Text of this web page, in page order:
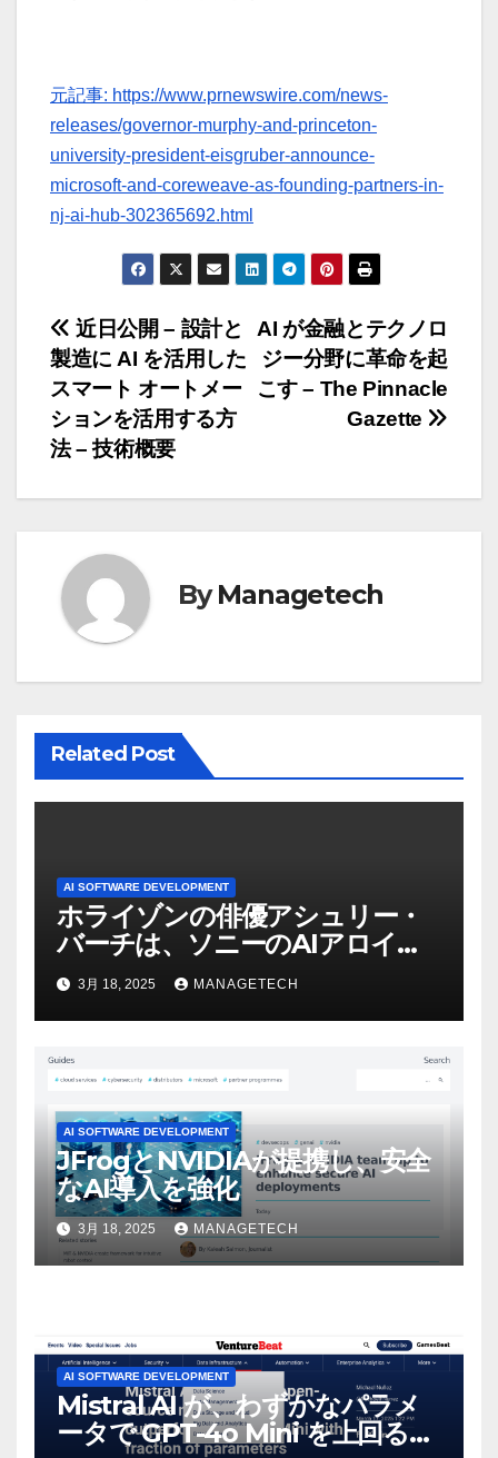
元記事: https://www.prnewswire.com/news-
releases/governor-murphy-and-princeton-
university-president-eisgruber-announce-
microsoft-and-coreweave-as-founding-partners-in-
nj-ai-hub-302365692.html
投
稿
ナ
ビ
ー
シ
AI が金融とテクノロ
ジー分野に革命を起
こす – The Pinnacle
Gazette
近日公開 – 設計と
製造に AI を活用した
スマート オートメー
ションを活用する方
法 – 技術概要
ByManagetech
Related Post
AI SOFTWARE DEVELOPMENT
ホライゾンの俳優アシュリー・
バーチは、ソニーのAIアロイの
ビデオを見て「ゲームパフォー
マンスという芸術形式に不安を
感じた」と語る – IGN
3月 18, 2025 MANAGETECH
AI SOFTWARE DEVELOPMENT
JFrogとNVIDIAが提携し、安全
なAI導入を強化
3月 18, 2025 MANAGETECH
AI SOFTWARE DEVELOPMENT
Mistral AI が、わずかなパラメ
ータで GPT-4o Mini を上回る新